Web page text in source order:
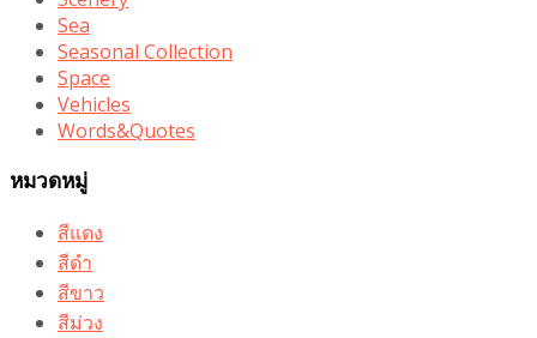
Sea
Seasonal Collection
Space
Vehicles
Words&Quotes
หมวดหมู่
สีแดง
สีดำ
สีขาว
สีม่วง